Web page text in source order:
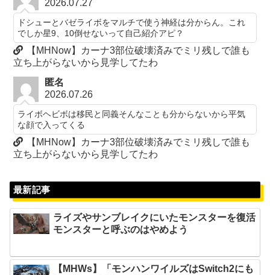
2026.07.27
ドシューとバゼライボをマルチで使う神経は分からん。これ
でしか星9、10倒せないって自己紹介アピ？
【MHNow】カーナ3部位破壊済みでミリ残しで誰も
立ち上がらないから見学してたわ
匿名
2026.07.26
ライボヘビボは移民と同義そんなことも分からないから平気
な顔で入ってくる
【MHNow】カーナ3部位破壊済みでミリ残しで誰も
立ち上がらないから見学してたわ
最新記事
ライズやサンブレイクにいたモンスターを復活
モンスターと呼ぶのはやめよう
【MHWs】「モンハンワイルズはSwitch2にも